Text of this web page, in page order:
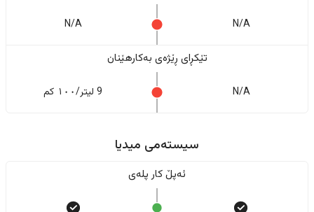
N/A
N/A
تێکڕای ڕێژەى بەکارهێنان
N/A 9 لیتر/١٠٠ کم
سیستەمی میدیا
ئەپڵ کار پلەی